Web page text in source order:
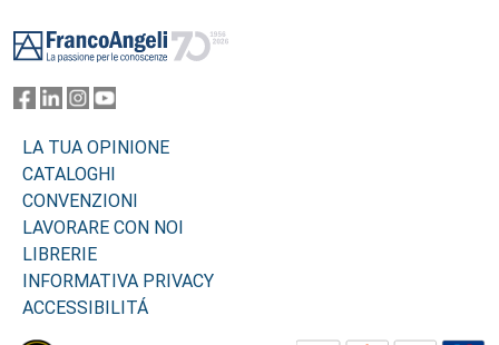
LA TUA OPINIONE
CATALOGHI
CONVENZIONI
LAVORARE CON NOI
LIBRERIE
INFORMATIVA PRIVACY
ACCESSIBILITÁ